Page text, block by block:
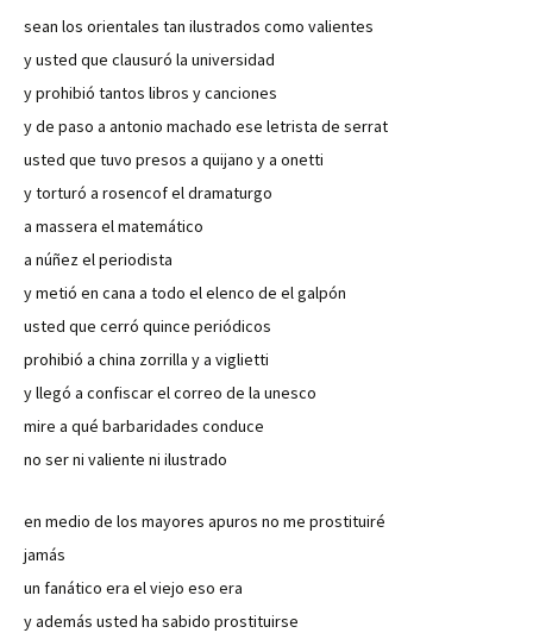
sean los orientales tan ilustrados como valientes
y usted que clausuró la universidad
y prohibió tantos libros y canciones
y de paso a antonio machado ese letrista de serrat
usted que tuvo presos a quijano y a onetti
y torturó a rosencof el dramaturgo
a massera el matemático
a núñez el periodista
y metió en cana a todo el elenco de el galpón
usted que cerró quince periódicos
prohibió a china zorrilla y a viglietti
y llegó a confiscar el correo de la unesco
mire a qué barbaridades conduce
no ser ni valiente ni ilustrado
en medio de los mayores apuros no me prostituiré
jamás
un fanático era el viejo eso era
y además usted ha sabido prostituirse